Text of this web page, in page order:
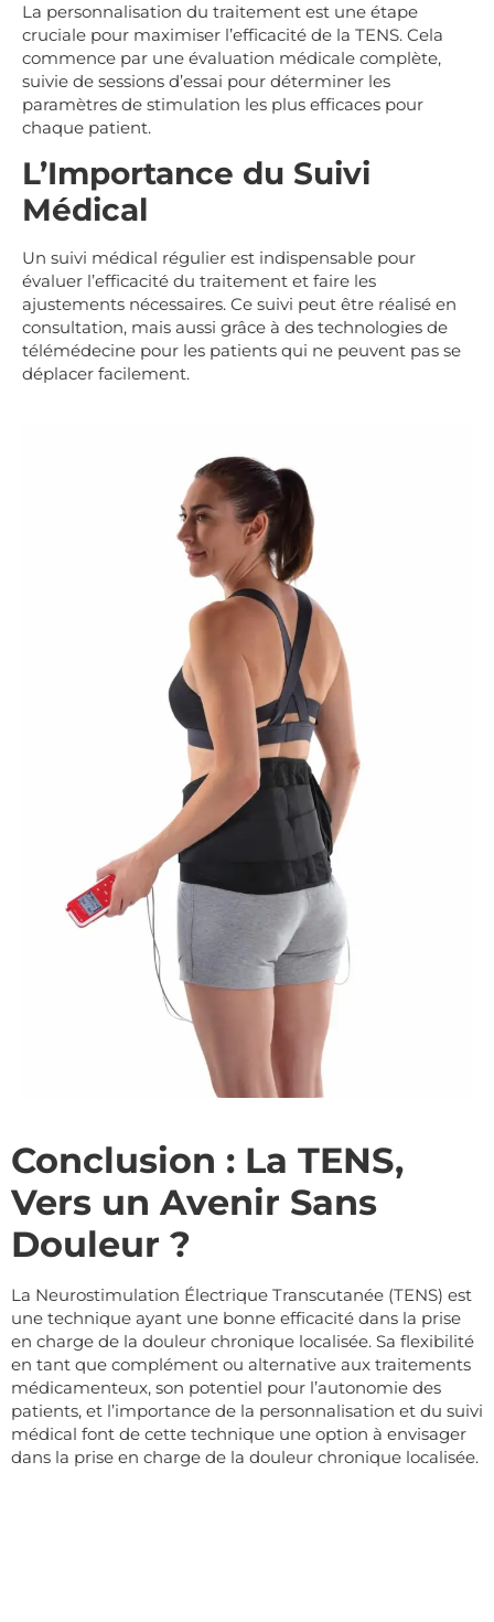
La personnalisation du traitement est une étape
cruciale pour maximiser l’efficacité de la TENS. Cela
commence par une évaluation médicale complète,
suivie de sessions d’essai pour déterminer les
paramètres de stimulation les plus efficaces pour
chaque patient.
L’Importance du Suivi
Médical
Un suivi médical régulier est indispensable pour
évaluer l’efficacité du traitement et faire les
ajustements nécessaires. Ce suivi peut être réalisé en
consultation, mais aussi grâce à des technologies de
télémédecine pour les patients qui ne peuvent pas se
déplacer facilement.
Conclusion : La TENS,
Vers un Avenir Sans
Douleur ?
La Neurostimulation Électrique Transcutanée (TENS) est
une technique ayant une bonne efficacité dans la prise
en charge de la douleur chronique localisée. Sa flexibilité
en tant que complément ou alternative aux traitements
médicamenteux, son potentiel pour l’autonomie des
patients, et l’importance de la personnalisation et du suivi
médical font de cette technique une option à envisager
dans la prise en charge de la douleur chronique localisée.